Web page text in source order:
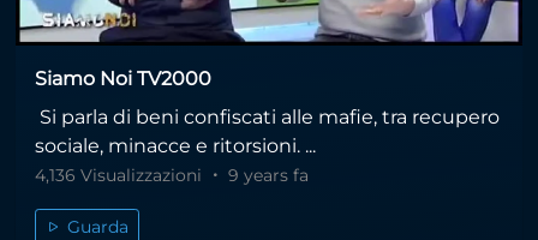
Siamo Noi TV2000
Si parla di beni confiscati alle mafie, tra recupero
sociale, minacce e ritorsioni. ...
4,136 Visualizzazioni 9 years fa
Guarda